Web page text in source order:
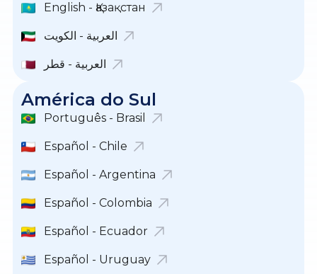
English - Қазақстан
العربية - الكويت
العربية - قطر
América do Sul
Português - Brasil
Español - Chile
Español - Argentina
Español - Colombia
Español - Ecuador
Español - Uruguay